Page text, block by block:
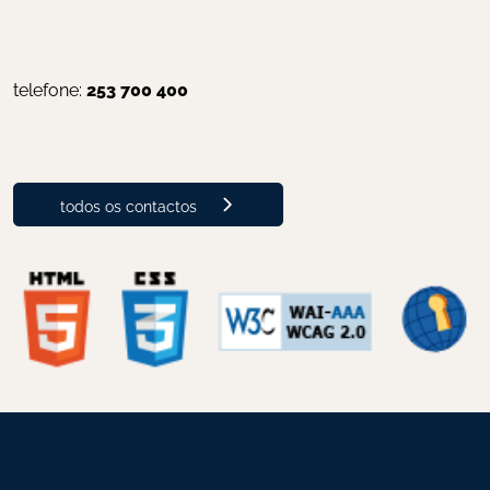
telefone: 253 700 400
todos os contactos